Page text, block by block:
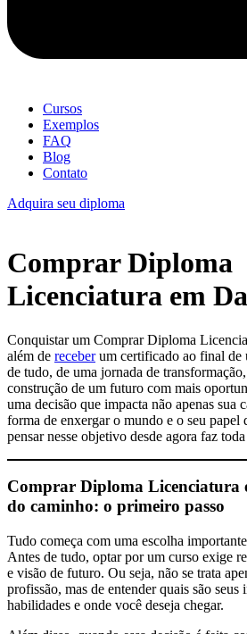
Cursos
Exemplos
FAQ
Blog
Contato
Adquira seu diploma
Comprar Diploma
Licenciatura em
Conquistar um Comprar Diploma
além de receberum certificado ao final de
de tudo, de uma jornada de
construção de um futuro com mais
uma decisão que impacta não apenas sua
forma de enxergar o mundo e o seu papel
pensar nesse objetivo desde agora faz
Comprar Diploma Licenciatura
do caminho: o primeiro passo
Tudo começa com uma escolha
Antes de tudo, optar por um curso exige
e visão de futuro. Ou seja, não se trata
profissão, mas de entender quais são seus
habilidades e onde você deseja chegar.